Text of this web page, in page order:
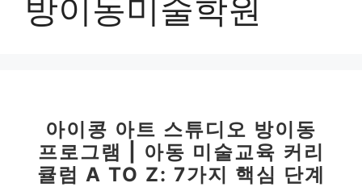
방이동미술학원
아이콩 아트 스튜디오 방이동
프로그램 | 아동 미술교육 커리
큘럼 A TO Z: 7가지 핵심 단계